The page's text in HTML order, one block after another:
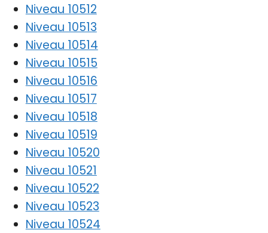
Niveau 10512
Niveau 10513
Niveau 10514
Niveau 10515
Niveau 10516
Niveau 10517
Niveau 10518
Niveau 10519
Niveau 10520
Niveau 10521
Niveau 10522
Niveau 10523
Niveau 10524